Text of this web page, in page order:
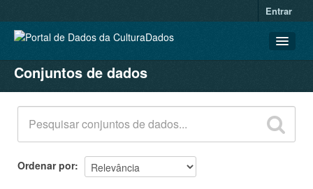
Entrar
CONJUNTOS DE DADOS
ORGANIZAÇÕES
GRUPOS
SOBRE
Conjuntos de dados
Ordenar por